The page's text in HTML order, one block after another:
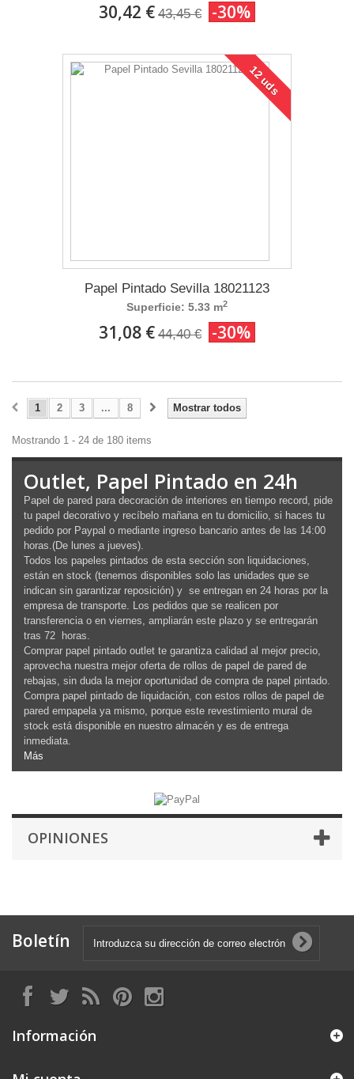
30,42 € 43,45 € -30%
12 uds
Papel Pintado Sevilla 18021123
Superficie: 5.33 m2
31,08 € 44,40 € -30%
Mostrar todos
1 2 3 ... 8
Mostrando 1 - 24 de 180 items
Outlet, Papel Pintado en 24h
Papel de pared para decoración de interiores en tiempo record, pide
tu papel decorativo y recíbelo mañana en tu domicilio, si haces tu
pedido por Paypal o mediante ingreso bancario antes de las 14:00
horas.(De lunes a jueves).
Todos los papeles pintados de esta sección son liquidaciones,
están en stock (tenemos disponibles solo las unidades que se
indican sin garantizar reposición) y se entregan en 24 horas por la
empresa de transporte. Los pedidos que se realicen por
transferencia o en viernes, ampliarán este plazo y se entregarán
tras 72 horas.
Comprar papel pintado outlet te garantiza calidad al mejor precio,
aprovecha nuestra mejor oferta de rollos de papel de pared de
rebajas, sin duda la mejor oportunidad de compra de papel pintado.
Compra papel pintado de liquidación, con estos rollos de papel de
pared empapela ya mismo, porque este revestimiento mural de
stock está disponible en nuestro almacén y es de entrega
inmediata.
Más
OPINIONES
Boletín
Información